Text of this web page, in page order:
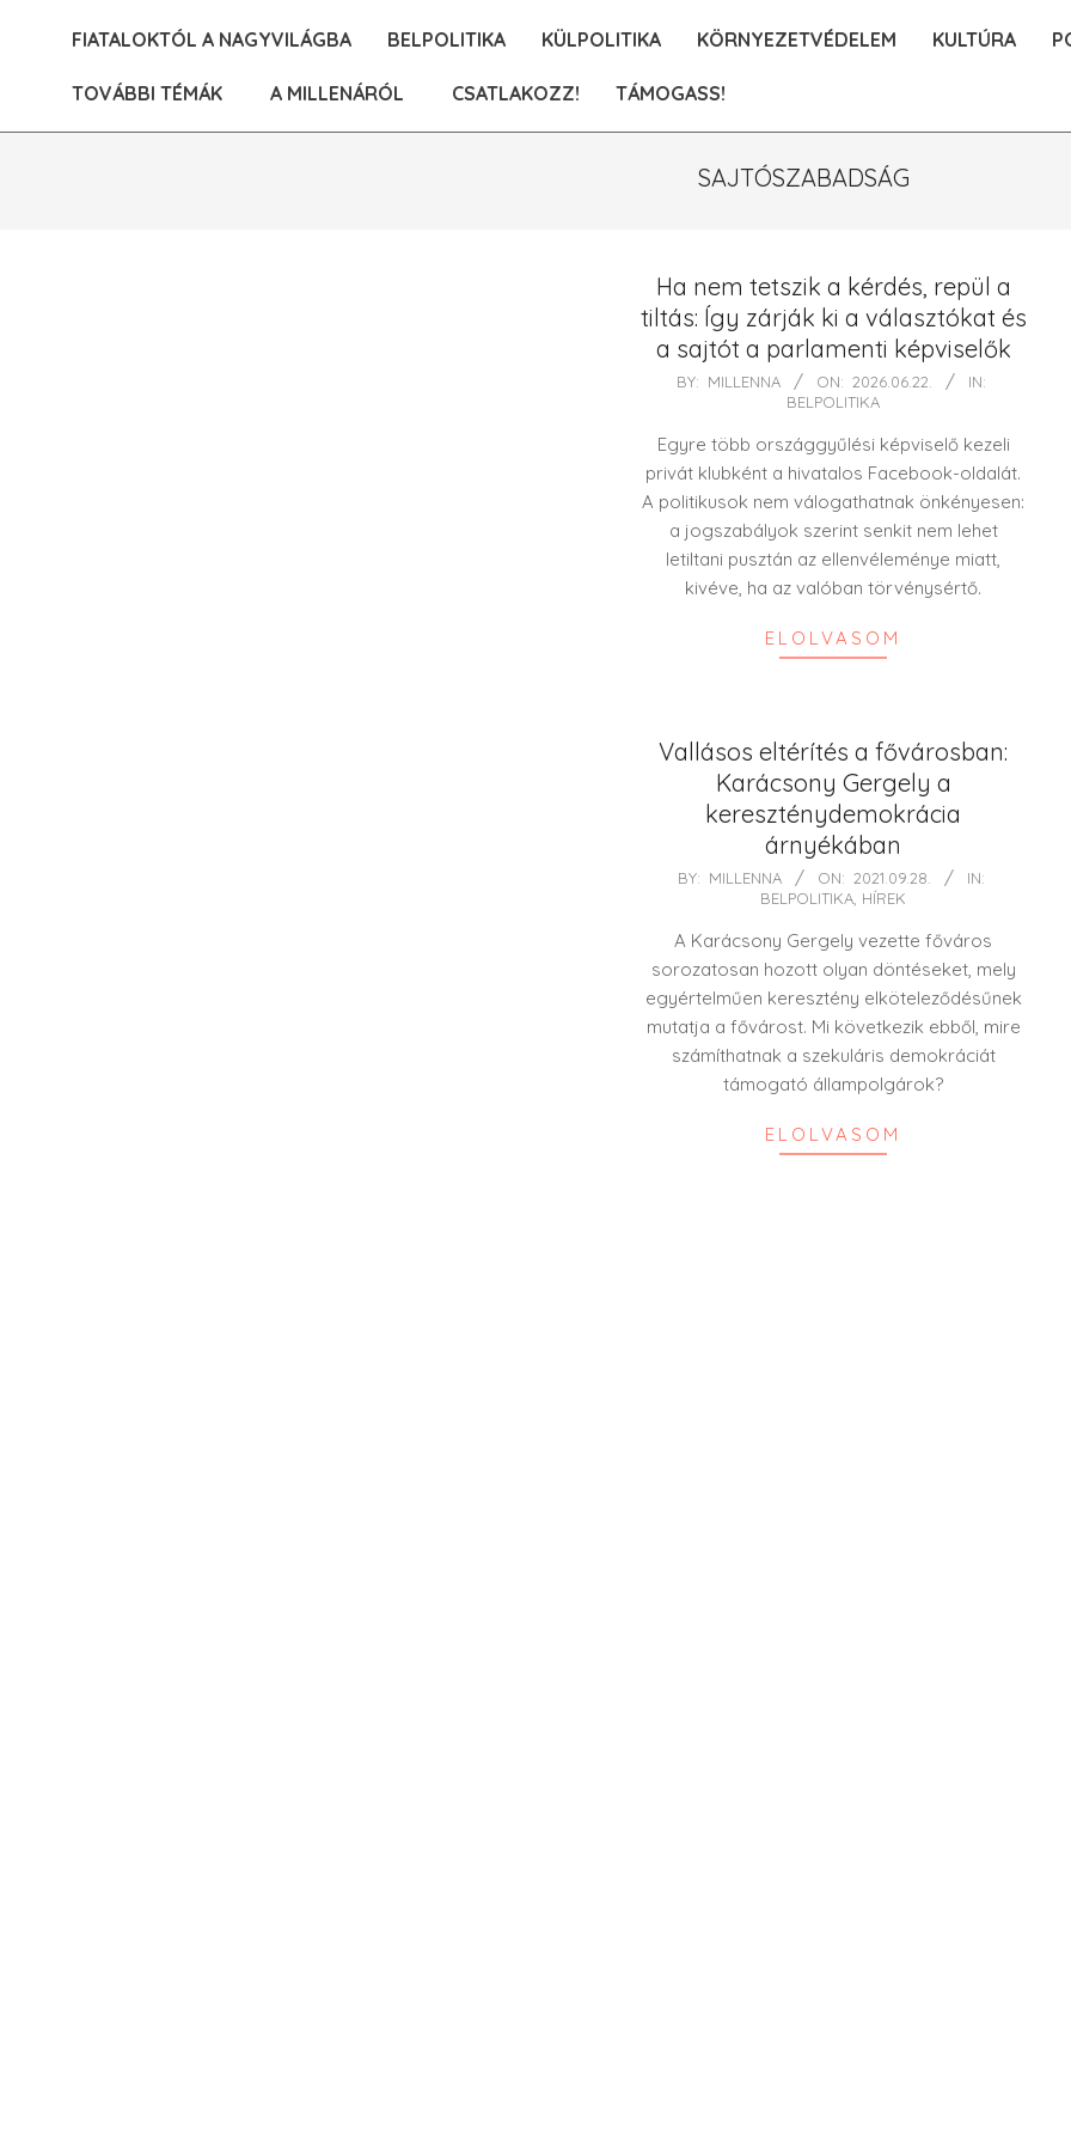
FIATALOKTÓL A NAGYVILÁGBA BELPOLITIKA KÜLPOLITIKA KÖRNYEZETVÉDELEM KULTÚRA
TOVÁBBI TÉMÁK A MILLENÁRÓL CSATLAKOZZ! TÁMOGASS!
SAJTÓSZABADSÁG
Ha nem tetszik a kérdés, repül a
tiltás: Így zárják ki a választókat és
a sajtót a parlamenti képviselők
2026-BY: MILLENNA ON: 2026.06.22.
IN:
BELPOLITIKA
Egyre több országgyűlési képviselő kezeli
privát klubként a hivatalos Facebook-oldalát.
A politikusok nem válogathatnak önkényesen:
a jogszabályok szerint senkit nem lehet
letiltani pusztán az ellenvéleménye miatt,
kivéve, ha az valóban törvénysértő.
ELOLVASOM
Vallásos eltérítés a fővárosban:
Karácsony Gergely a
kereszténydemokrácia
árnyékában
2021-BY: MILLENNA ON: 2021.09.28.
IN:
BELPOLITIKA HÍREK
A Karácsony Gergely vezette főváros
sorozatosan hozott olyan döntéseket, mely
egyértelműen keresztény elköteleződésűnek
mutatja a fővárost. Mi következik ebből, mire
számíthatnak a szekuláris demokráciát
támogató állampolgárok?
ELOLVASOM